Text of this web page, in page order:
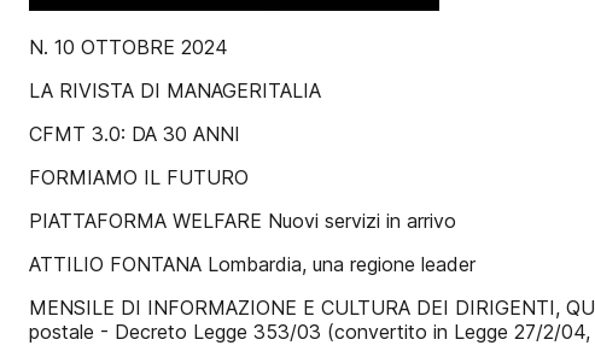
N. 10 OTTOBRE 2024
LA RIVISTA DI MANAGERITALIA
CFMT 3.0: DA 30 ANNI
FORMIAMO IL FUTURO
PIATTAFORMA WELFARE Nuovi servizi in arrivo
ATTILIO FONTANA Lombardia, una regione leader
MENSILE DI INFORMAZIONE E CULTURA DEI DIRIGENTI,
postale - Decreto Legge 353/03 (convertito in Legge 27/2/